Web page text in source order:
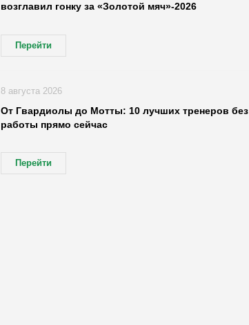
возглавил гонку за «Золотой мяч»-2026
Перейти
От Гвардиолы до Мотты: 10 лучших тренеров без
работы прямо сейчас
Перейти
8 августа 2026